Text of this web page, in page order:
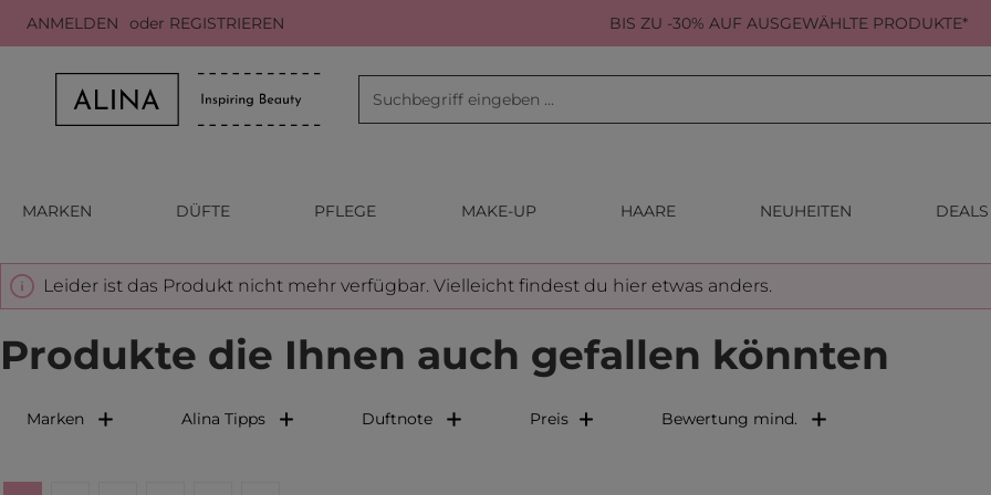
Hauptinhalt springen
Zur Suche springen
Zur Hauptnavigation springen
ANMELDEN oder REGISTRIEREN BIS ZU -30% AUF AUSGEWÄHLTE PRODUKTE*
MARKEN DÜFTE PFLEGE MAKE-UP HAARE NEUHEITEN DEALS
Leider ist das Produkt nicht mehr verfügbar. Vielleicht findest du hier etwas anders.
Produkte die Ihnen auch gefallen könnten
Marken Alina Tipps Duftnote Preis Bewertung mind.